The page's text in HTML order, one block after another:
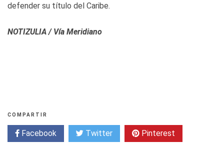
defender su título del Caribe.
NOTIZULIA / Vía Meridiano
COMPARTIR
Facebook Twitter Pinterest